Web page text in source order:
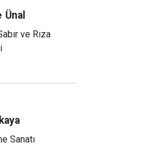
Ünal
ve Rıza
Sanatı